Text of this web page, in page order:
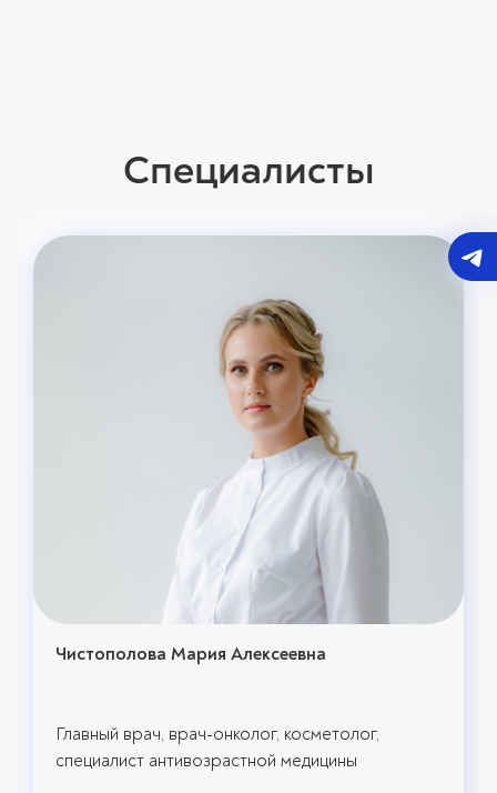
Специалисты
Чистополова Мария Алексеевна
Главный врач, врач-онколог, косметолог,
специалист антивозрастной медицины